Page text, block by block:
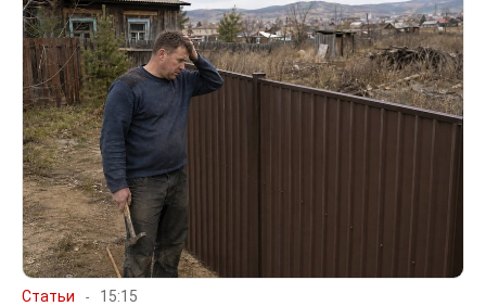
Статьи 15:15